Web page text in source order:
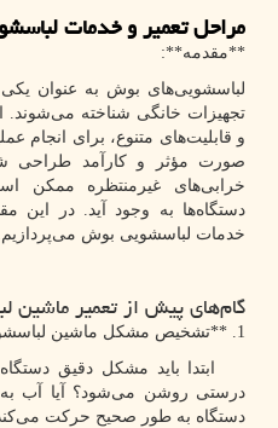
مراحل تعمیر و خدمات
**مقدمه:**
لباسشویی‌های بوش به عنوان یکی
تجهیزات خانگی شناخته می‌شوند.
و قابلیت‌های متنوع، برای انجام
صورت مؤثر و کارآمد طراحی
خرابی‌های غیرمنتظره ممکن
دستگاه‌ها به وجود آید. در این
خدمات لباسشویی بوش
گام‌های پیش از تعمیر
1. **تشخیص مشکل ماشین لباسشویی بوش:**
ابتدا باید مشکل دقیق
درستی روشن می‌شود؟ آیا آب
دستگاه به طور صحیح حرکت